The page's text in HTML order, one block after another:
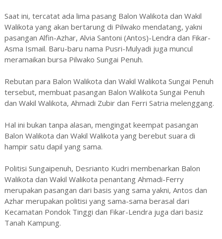
Saat ini, tercatat ada lima pasang Balon Walikota dan Wakil
Walikota yang akan bertarung di Pilwako mendatang, yakni
pasangan Alfin-Azhar, Alvia Santoni (Antos)-Lendra dan Fikar-
Asma Ismail. Baru-baru nama Pusri-Mulyadi juga muncul
meramaikan bursa Pilwako Sungai Penuh.
Rebutan para Balon Walikota dan Wakil Walikota Sungai Penuh
tersebut, membuat pasangan Balon Walikota Sungai Penuh
dan Wakil Walikota, Ahmadi Zubir dan Ferri Satria melenggang.
Hal ini bukan tanpa alasan, mengingat keempat pasangan
Balon Walikota dan Wakil Walikota yang berebut suara di
hampir satu dapil yang sama.
Politisi Sungaipenuh, Desrianto Kudri membenarkan Balon
Walikota dan Wakil Walikota penantang Ahmadi-Ferry
merupakan pasangan dari basis yang sama yakni, Antos dan
Azhar merupakan politisi yang sama-sama berasal dari
Kecamatan Pondok Tinggi dan Fikar-Lendra juga dari basiz
Tanah Kampung.